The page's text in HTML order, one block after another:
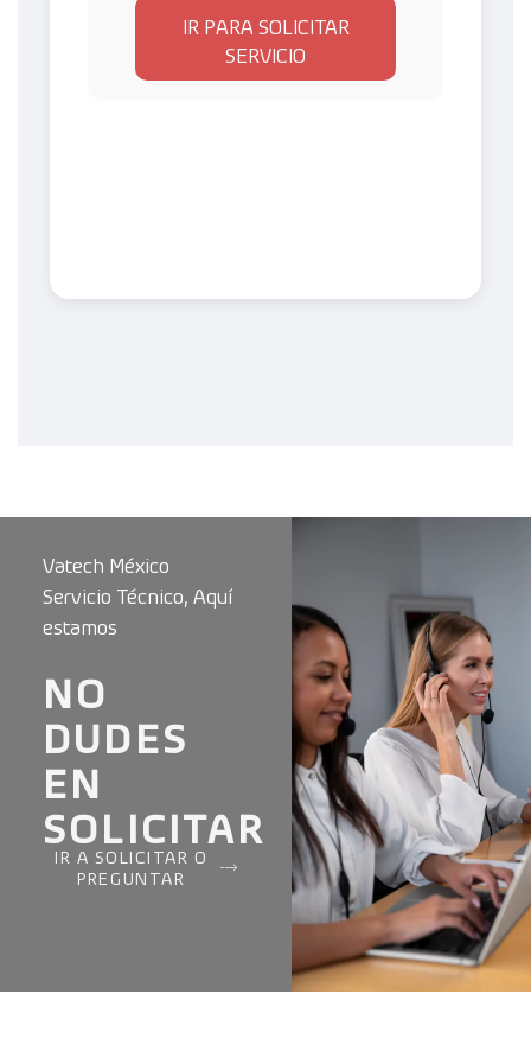
IR PARA SOLICITAR
SERVICIO
Vatech México
Servicio Técnico, Aquí
estamos
NO
DUDES
EN
SOLICITAR
IR A SOLICITAR O
PREGUNTAR